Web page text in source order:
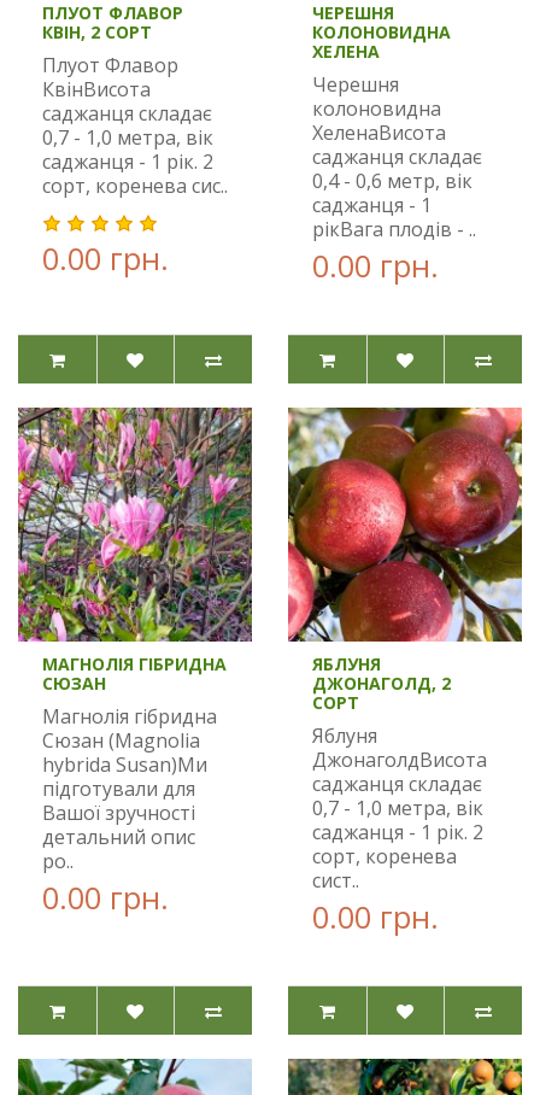
ПЛУОТ ФЛАВОР
КВІН, 2 СОРТ
Плуот Флавор
КвінВисота
саджанця складає
0,7 - 1,0 метра, вік
саджанця - 1 рік. 2
сорт, коренева сис..
0.00 грн.
ЧЕРЕШНЯ
КОЛОНОВИДНА
ХЕЛЕНА
Черешня
колоновидна
ХеленаВисота
саджанця складає
0,4 - 0,6 метр, вік
саджанця - 1
рікВага плодів - ..
0.00 грн.
МАГНОЛІЯ ГІБРИДНА
СЮЗАН
Магнолія гібридна
Сюзан (Magnolia
hybrida Susan)Ми
підготували для
Вашої зручності
детальний опис
ро..
0.00 грн.
ЯБЛУНЯ
ДЖОНАГОЛД, 2
СОРТ
Яблуня
ДжонаголдВисота
саджанця складає
0,7 - 1,0 метра, вік
саджанця - 1 рік. 2
сорт, коренева
сист..
0.00 грн.